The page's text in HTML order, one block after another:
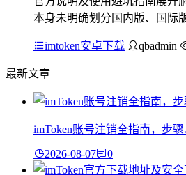
本身未明确划分国内版、国际
imtoken安卓下载 qbadmin
最新文章
imToken账号注销全指南，步
2026-08-07 0